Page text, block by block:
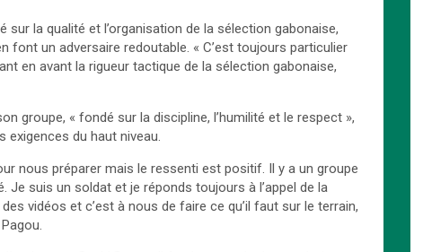
la qualité et l’organisation de la sélection gabonaise,
un adversaire redoutable. « C’est toujours particulier
en avant la rigueur tactique de la sélection gabonaise,
groupe, « fondé sur la discipline, l’humilité et le respect »,
du haut niveau.
nous préparer mais le ressenti est positif. Il y a un groupe
suis un soldat et je réponds toujours à l’appel de la
vidéos et c’est à nous de faire ce qu’il faut sur le terrain,